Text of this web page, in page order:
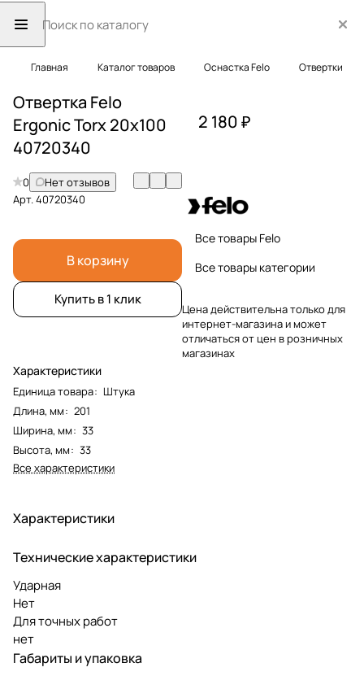
Главная Каталог товаров Оснастка Felo Отвертки
Отвертка Felo
Ergonic Torx 20х100
40720340
0
Нет отзывов
Арт.40720340
В корзину
Купить в 1 клик
Характеристики
Единица товара: Штука
Длина, мм: 201
Ширина, мм: 33
Высота, мм: 33
Все характеристики
2 180 ₽
Все товары Felo
Все товары категории
Цена действительна только для
интернет-магазина и может
отличаться от цен в розничных
магазинах
Характеристики
Технические характеристики
Ударная
Нет
Для точных работ
нет
Габариты и упаковка